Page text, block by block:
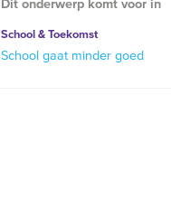
Dit onderwerp komt voor in
School & Toekomst
School gaat minder goed